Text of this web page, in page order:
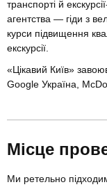
транспорті й
агентства — гіди з
курси підвищення
екскурсії.
«Цікавий Київ»
Google Україна,
Місце
Ми ретельно